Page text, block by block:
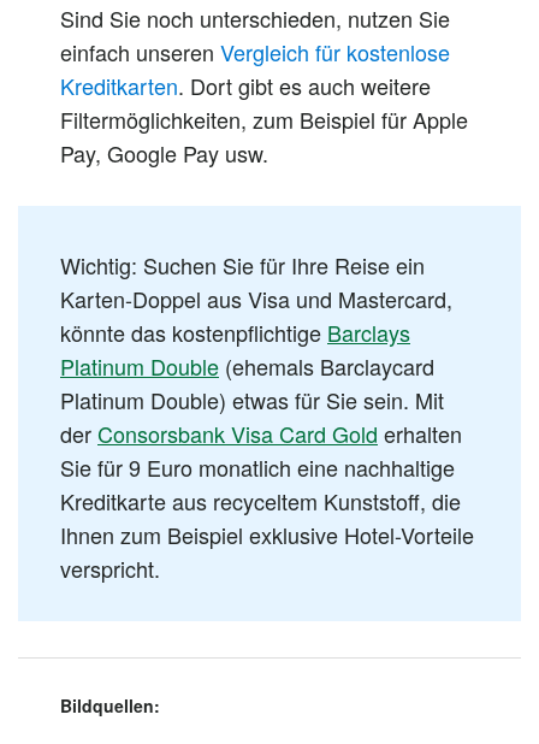
Sind Sie noch unterschieden, nutzen Sie
einfach unseren Vergleich für kostenlose
Kreditkarten. Dort gibt es auch weitere
Filtermöglichkeiten, zum Beispiel für Apple
Pay, Google Pay usw.
Wichtig: Suchen Sie für Ihre Reise ein
Karten-Doppel aus Visa und Mastercard,
könnte das kostenpflichtige Barclays
Platinum Double (ehemals Barclaycard
Platinum Double) etwas für Sie sein. Mit
der Consorsbank Visa Card Gold erhalten
Sie für 9 Euro monatlich eine nachhaltige
Kreditkarte aus recyceltem Kunststoff, die
Ihnen zum Beispiel exklusive Hotel-Vorteile
verspricht.
Bildquellen: